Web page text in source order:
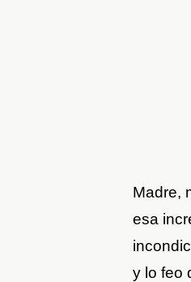
Madre,
esa
y lo feo